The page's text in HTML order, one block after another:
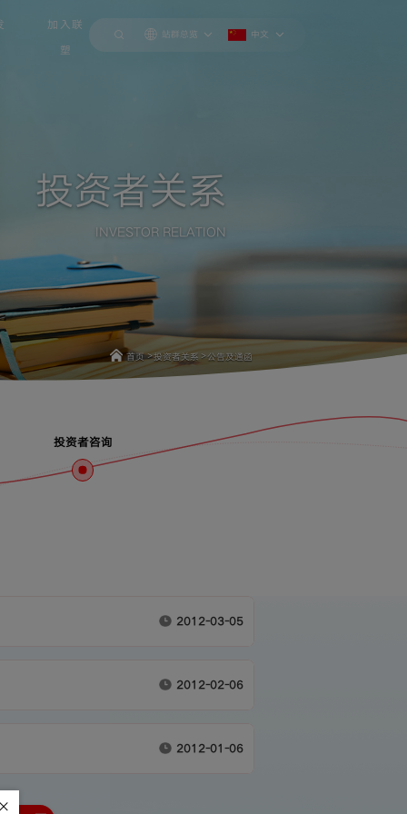
加入联
塑
站群总览 中文
投资者关系
INVESTOR RELATION
首页 >投资者关系 >公告及通函
投资者咨询
2012-03-05
2012-02-06
2012-01-06